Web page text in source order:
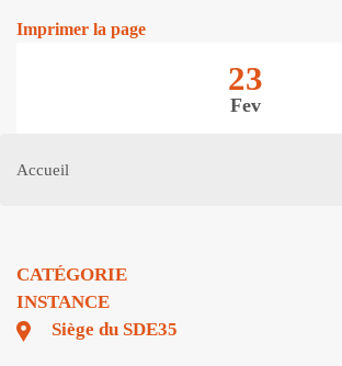
Imprimer la page
23
Fev
Accueil
CATÉGORIE
INSTANCE
Siège du SDE35